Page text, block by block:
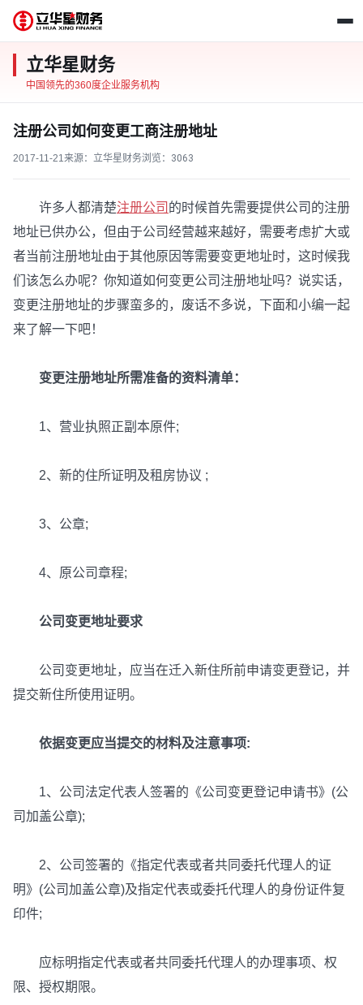
立华星财务
中国领先的360度企业服务机构
注册公司如何变更工商注册地址
2017-11-21来源：立华星财务浏览： 3063
许多人都清楚注册公司 的时候首先需要提供公司的注册
地址已供办公，但由于公司经营越来越好，需要考虑扩大或
者当前注册地址由于其他原因等需要变更地址时，这时候我
们该怎么办呢？你知道如何变更公司注册地址吗？说实话，
变更注册地址的步骤蛮多的，废话不多说，下面和小编一起
来了解一下吧！
变更注册地址所需准备的资料清单：
1、营业执照正副本原件;
2、新的住所证明及租房协议 ;
3、公章;
4、原公司章程;
公司变更地址要求
公司变更地址，应当在迁入新住所前申请变更登记，并
提交新住所使用证明。
依据变更应当提交的材料及注意事项:
1、公司法定代表人签署的《公司变更登记申请书》(公
司加盖公章);
2、公司签署的《指定代表或者共同委托代理人的证
明》(公司加盖公章)及指定代表或委托代理人的身份证件复
印件;
应标明指定代表或者共同委托代理人的办理事项、权
限、授权期限。